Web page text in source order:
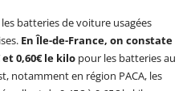
batteries de voiture usagées
En Île-de-France, on constate
0,60€ le kilo pour les batteries au
notamment en région PACA, les